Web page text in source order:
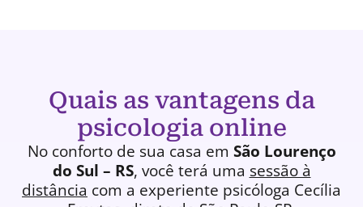
Quais as vantagens da
psicologia online
No conforto de sua casa em São Lourenço
do Sul – RS, você terá uma sessão à
distância com a experiente psicóloga Cecília